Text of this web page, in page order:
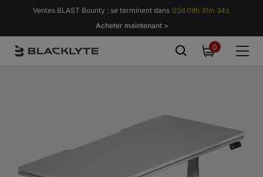
Passer au contenu
Ventes BLAST Bounty : se terminent dans 02d 09h 31m 33s.
Acheter maintenant >
00